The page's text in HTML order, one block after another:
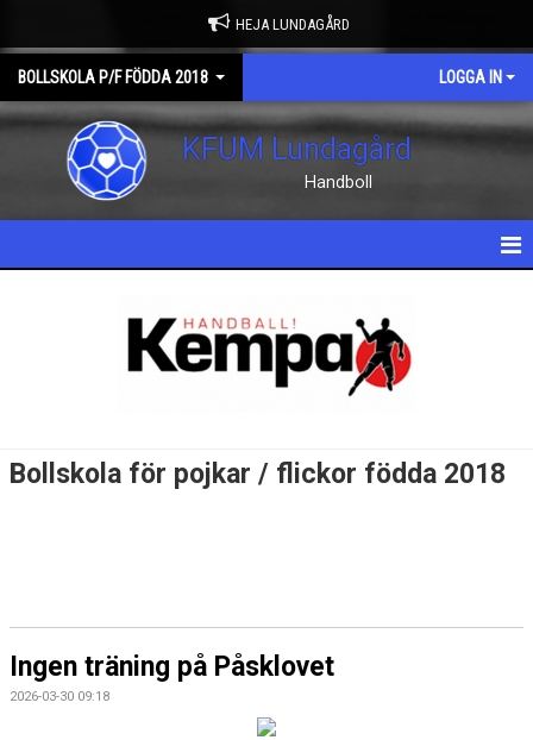
HEJA LUNDAGÅRD
BOLLSKOLA P/F FÖDDA 2018 LOGGA IN
KFUM Lundagård
Handboll
Bollskola för pojkar / flickor födda 2018
Ingen träning på Påsklovet
2026-03-30 09:18